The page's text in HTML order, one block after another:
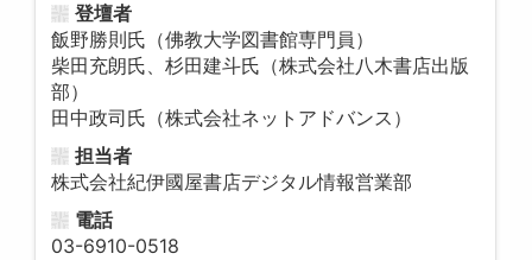
登壇者
飯野勝則氏（佛教大学図書館専門員）
柴田充朗氏、杉田建斗氏（株式会社八木書店出版
部）
田中政司氏（株式会社ネットアドバンス）
担当者
株式会社紀伊國屋書店デジタル情報営業部
電話
03-6910-0518